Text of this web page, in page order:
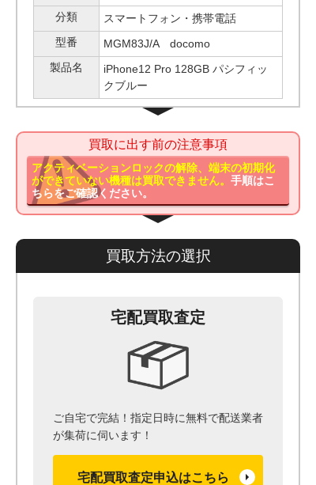
分類
スマートフォン・携帯電話
型番
MGM83J/A docomo
製品名
iPhone12 Pro 128GB パシフィッ
クブルー
買取に出す前の注意事項
アクティベーションロックの解除、端末の初期化
ができていない機種は買取できません。手順はこ
ちらをご確認ください。
買取方法の選択
宅配買取査定
ご自宅で完結！指定日時に無料で配送業者
が集荷に伺います！
宅配買取査定申込はこちら